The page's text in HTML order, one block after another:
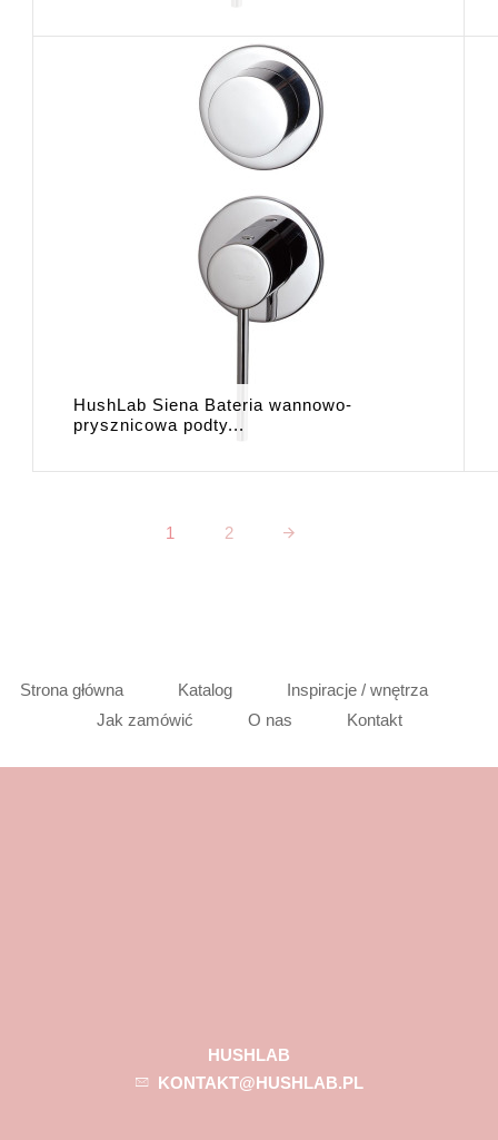
HushLab Siena Bateria wannowo-
prysznicowa podty...
1 2
Strona główna Katalog
Inspiracje / wnętrza
Jak zamówić
O nas Kontakt
HUSHLAB
KONTAKT@HUSHLAB.PL